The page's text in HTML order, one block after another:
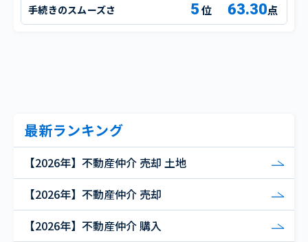
手続きのスムーズさ 5 63.30点
最新ランキング
【2026年】不動産仲介 売却 土地
【2026年】不動産仲介 売却
【2026年】不動産仲介 購入